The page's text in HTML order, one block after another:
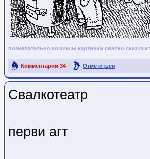
познавательно комиксы картинки свалко сказка
Комментарии 34 Отметиться
Ссылка на пост
Свалкотеатр
перви агт